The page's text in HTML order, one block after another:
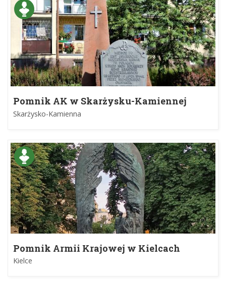
Pomnik AK w Skarżysku-Kamiennej
Skarżysko-Kamienna
Pomnik Armii Krajowej w Kielcach
Kielce